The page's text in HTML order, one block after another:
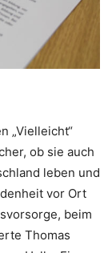
„Vielleicht“
ob sie auch
leben und
vor Ort
beim
Thomas